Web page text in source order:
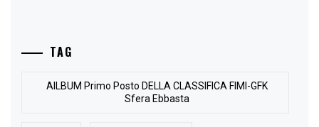
TAG
AlLBUM Primo Posto DELLA CLASSIFICA FIMI-GFK
Sfera Ebbasta